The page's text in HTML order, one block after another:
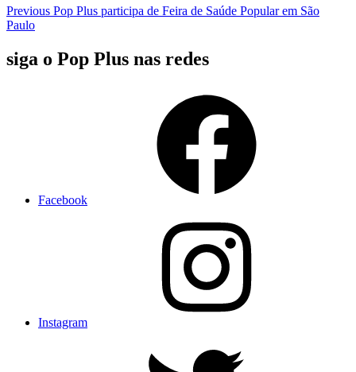
Previous Pop Plus participa de Feira de Saúde Popular em São
Paulo
siga o Pop Plus nas redes
Facebook
Instagram